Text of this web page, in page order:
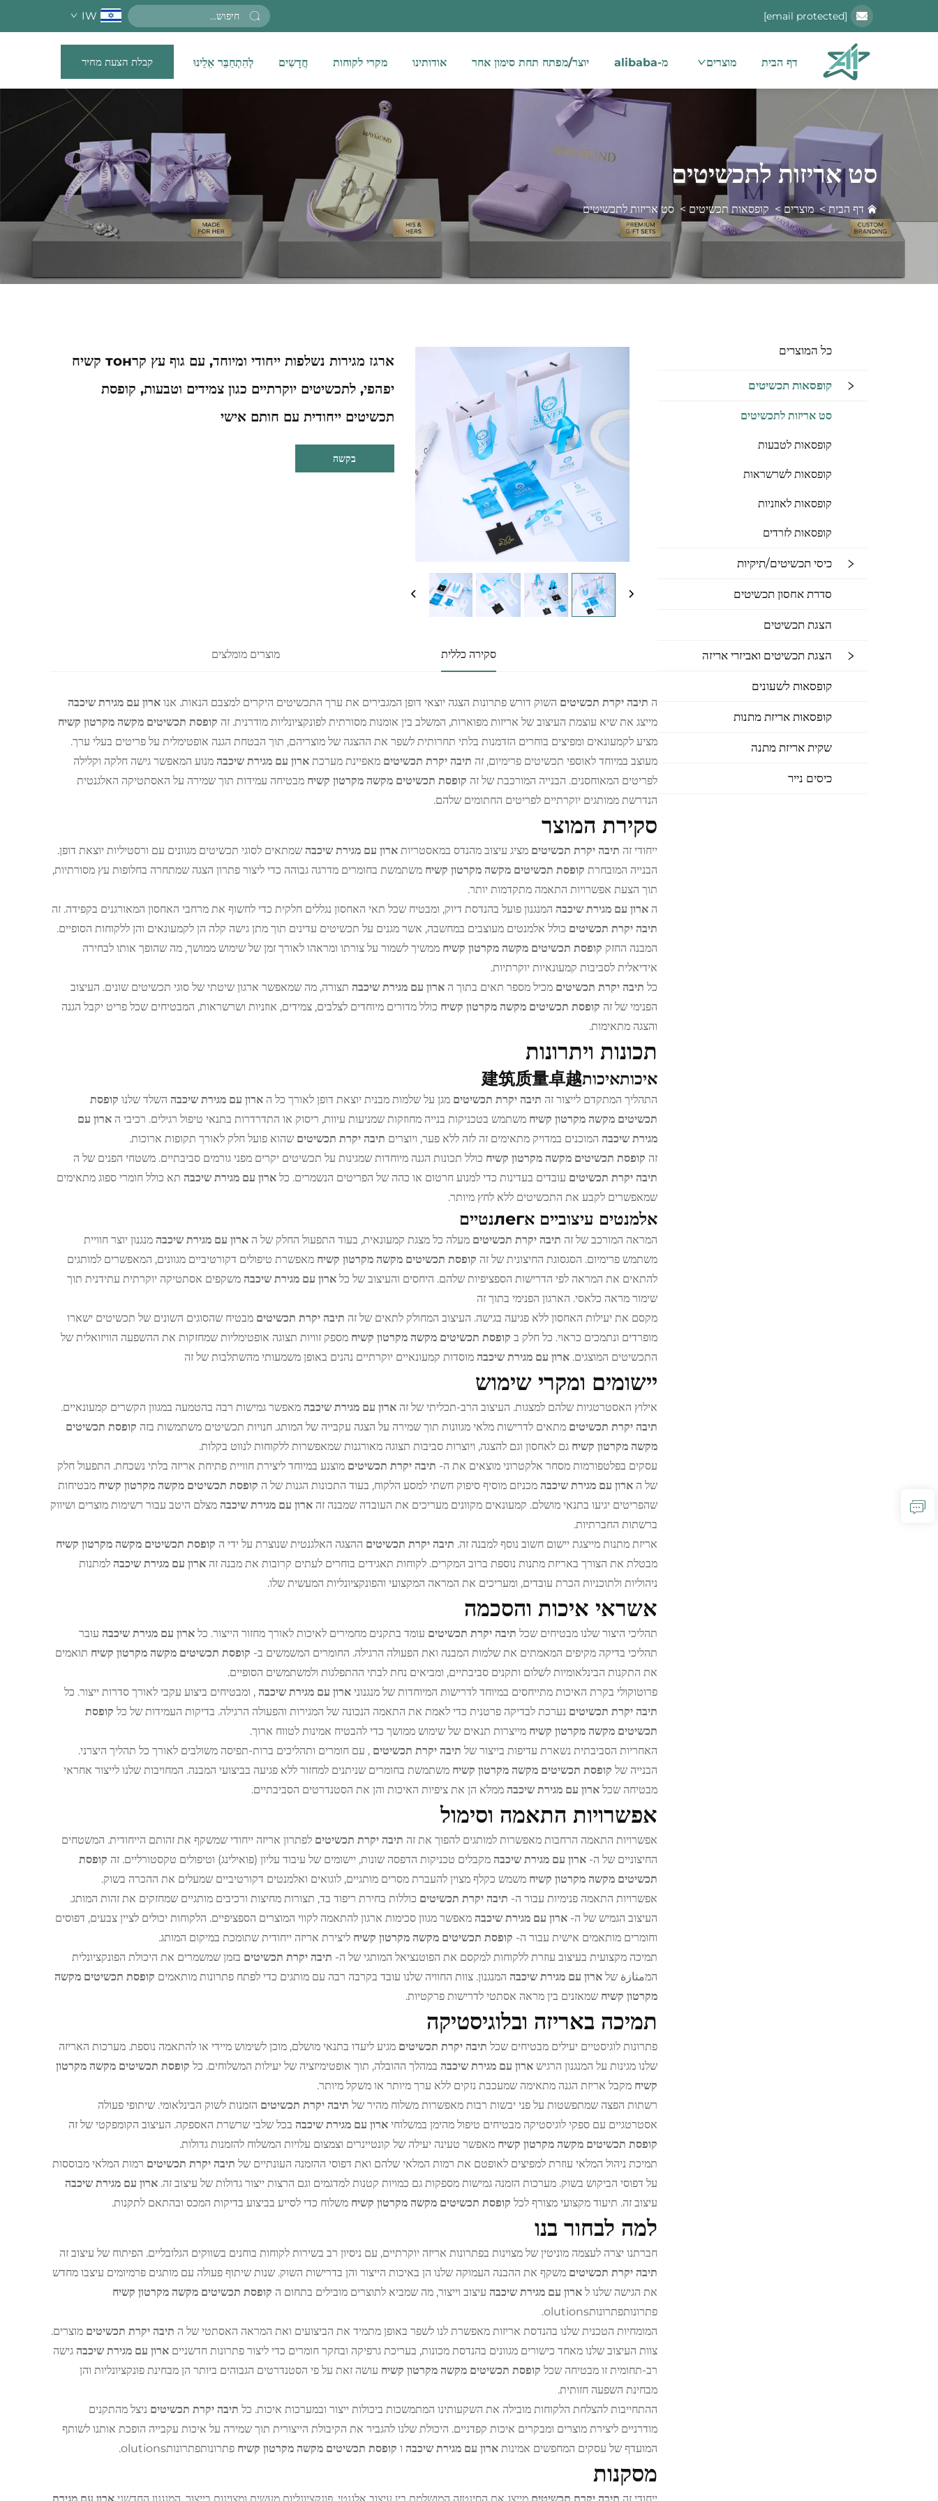
[email protected]
IW
דף הבית מוצרים מ-alibaba יוצר/מפתח תחת סימון אחר אודותינו מקרי לקוחות חֲדָשִים לְהִתְחַבֵּר אֵלֵינוּ קבלת הצעת מחיר
סט אריזות לתכשיטים
דף הבית> מוצרים > קופסאות תכשיטים > סט אריזות לתכשיטים
כל המוצרים
קופסאות תכשיטים
סט אריזות לתכשיטים
קופסאות לטבעות
קופסאות לשרשראות
קופסאות לאוזניות
קופסאות לזרדים
כיסי תכשיטים/תיקיות
סדרת אחסון תכשיטים
הצגת תכשיטים
הצגת תכשיטים ואביזרי אריזה
קופסאות לשעונים
קופסאות אריזת מתנות
שקית אריזת מתנה
כיסים נייר
ארגז מגירות נשלפות ייחודי ומיוחד, עם גוף עץ קרтон קשיח
יפהפי, לתכשיטים יוקרתיים כגון צמידים וטבעות, קופסת
תכשיטים ייחודית עם חותם אישי
בקשה
סקירה כללית מוצרים מומלצים
ה תיבה יקרת תכשיטים השוק דורש פתרונות הצגה יוצאי דופן המגבירים את ערך התכשיטים היקרים למצבם הנאות. אנו ארון עם מגירת שיכבה
מייצג את שיא עוצמת העיצוב של אריזות מפוארות, המשלב בין אומנות מסורתית לפונקציונליות מודרנית. זה קופסת תכשיטים מקשה מקרטון קשיח
מציע לקמעונאים ומפיצים בוחרים הזדמנות בלתי תחרותית לשפר את ההצגה של מוצריהם, תוך הבטחת הגנה אופטימלית על פריטים בעלי ערך.
מעוצב במיוחד לאוספי תכשיטים פרימיום, זה תיבה יקרת תכשיטים מאפיינת מערכת ארון עם מגירת שיכבה מנוע המאפשר גישה חלקה וקלילה
לפריטים המאוחסנים. הבנייה המורכבת של זה קופסת תכשיטים מקשה מקרטון קשיח מבטיחה עמידות תוך שמירה על האסתטיקה האלגנטית
הנדרשת ממותגים יוקרתיים לפריטים החתומים שלהם.
סקירת המוצר
ייחודי זה תיבה יקרת תכשיטים מציג עיצוב מהנדס במאסטריות ארון עם מגירת שיכבה שמתאים לסוגי תכשיטים מגוונים עם ורסטיליות יוצאת דופן.
הבנייה המובחרת קופסת תכשיטים מקשה מקרטון קשיח משתמשת בחומרים מדרגה גבוהה כדי ליצור פתרון הצגה שמתחרה בחלופות עץ מסורתיות,
תוך הצעת אפשרויות התאמה מתקדמות יותר.
ה ארון עם מגירת שיכבה המנגנון פועל בהנדסת דיוק, ומבטיח שכל תאי האחסון נגללים חלקית כדי לחשוף את מרחבי האחסון המאורגנים בקפידה. זה
תיבה יקרת תכשיטים כולל אלמנטים מעוצבים במחשבה, אשר מגנים על תכשיטים עדינים תוך מתן גישה קלה הן לקמעונאים והן ללקוחות הסופיים.
המבנה החזק קופסת תכשיטים מקשה מקרטון קשיח ממשיך לשמור על צורתו ומראהו לאורך זמן של שימוש ממושך, מה שהופך אותו לבחירה
אידיאלית לסביבות קמעונאיות יוקרתיות.
כל תיבה יקרת תכשיטים מכיל מספר תאים בתוך ה ארון עם מגירת שיכבה תצורה, מה שמאפשר ארגון שיטתי של סוגי תכשיטים שונים. העיצוב
הפנימי של זה קופסת תכשיטים מקשה מקרטון קשיח כולל מדורים מיוחדים לצלבים, צמידים, אוזניות ושרשראות, המבטיחים שכל פריט יקבל הגנה
והצגה מתאימות.
תכונות ויתרונות
איכותאיכות建筑质量卓越
התהליך המתקדם לייצור זה תיבה יקרת תכשיטים מגן על שלמות מבנית יוצאת דופן לאורך כל ה ארון עם מגירת שיכבה השלד שלנו קופסת
תכשיטים מקשה מקרטון קשיח משתמש בטכניקות בנייה מחוזקות שמניעות עיוות, ריסוק או התדרדרות בתנאי טיפול רגילים. רכיבי ה ארון עם
מגירת שיכבה המוכנים במדויק מתאימים זה לזה ללא פער, ויוצרים תיבה יקרת תכשיטים שהוא פועל חלק לאורך תקופות ארוכות.
זה קופסת תכשיטים מקשה מקרטון קשיח כולל תכונות הגנה מיוחדות שמגינות על תכשיטים יקרים מפני גורמים סביבתיים. משטחי הפנים של ה
תיבה יקרת תכשיטים עובדים בעדינות כדי למנוע חרטום או כהה של הפריטים הנשמרים. כל ארון עם מגירת שיכבה תא כולל חומרי ספוג מתאימים
שמאפשרים לקבע את התכשיטים ללא לחץ מיותר.
אלמנטים עיצוביים אлегנטיים
המראה המורכב של זה תיבה יקרת תכשיטים מעלה כל מצגת קמעונאית, בעוד התפעול החלק של ה ארון עם מגירת שיכבה מנגנון יוצר חוויית
משתמש פרימיום. הסגסוגת החיצונית של זה קופסת תכשיטים מקשה מקרטון קשיח מאפשרת טיפולים דקורטיביים מגוונים, המאפשרים למותגים
להתאים את המראה לפי הדרישות הספציפיות שלהם. היחסים והעיצוב של כל ארון עם מגירת שיכבה משקפים אסתטיקה יוקרתית עתידנית תוך
שימור מראה כלאסי. הארגון הפנימי בתוך זה
מקסם את יעילות האחסון ללא פגיעה בגישה. העיצוב המחולק לתאים של זה תיבה יקרת תכשיטים מבטיח שהסוגים השונים של תכשיטים ישארו
מופרדים ונתמכים כראוי. כל חלק ב קופסת תכשיטים מקשה מקרטון קשיח מספק זוויות תצוגה אופטימליות שמחזקות את ההשפעה הוויזואלית של
התכשיטים המוצגים. ארון עם מגירת שיכבה מוסדות קמעונאיים יוקרתיים נהנים באופן משמעותי מהשתלבות של זה
יישומים ומקרי שימוש
אילוץ האסטרטגיות שלהם למצגות. העיצוב הרב-תכליתי של זה ארון עם מגירת שיכבה מאפשר גמישות רבה בהטמעה במגוון הקשרים קמעונאיים.
תיבה יקרת תכשיטים מתאים לדרישות מלאי מגוונות תוך שמירה על הצגה עקבייה של המותג. חנויות תכשיטים משתמשות בזה קופסת תכשיטים
מקשה מקרטון קשיח גם לאחסון וגם להצגה, ויוצרות סביבות תצוגה מאורגנות שמאפשרות ללקוחות לנווט בקלות.
עסקים בפלטפורמות מסחר אלקטרוני מוצאים את ה- תיבה יקרת תכשיטים מוצנע במיוחד ליצירת חוויית פתיחת אריזה בלתי נשכחת. התפעול חלק
של ה ארון עם מגירת שיכבה מכניזם מוסיף סיפוק חשתי למסע הלקוח, בעוד התכונות הגנות של ה קופסת תכשיטים מקשה מקרטון קשיח מבטיחות
שהפריטים יגיעו בתנאי מושלם. קמעונאים מקוונים מעריכים את העובדה שמבנה זה ארון עם מגירת שיכבה מצלם היטב עבור רשימות מוצרים ושיווק
ברשתות החברתיות.
אריזת מתנות מייצגת יישום חשוב נוסף למבנה זה. תיבה יקרת תכשיטים ההצגה האלגנטית שנוצרת על ידי ה קופסת תכשיטים מקשה מקרטון קשיח
מבטלת את הצורך באריזת מתנות נוספת ברוב המקרים. לקוחות תאגידים בוחרים לעתים קרובות את מבנה זה ארון עם מגירת שיכבה למתנות
ניהוליות ולתוכניות הכרת עובדים, ומעריכים את המראה המקצועי והפונקציונליות המעשית שלו.
אשראי איכות והסכמה
תהליכי היצור שלנו מבטיחים שכל תיבה יקרת תכשיטים עומד בתקנים מחמירים לאיכות לאורך מחזור הייצור. כל ארון עם מגירת שיכבה עובר
תהליכי בדיקה מקיפים המאמתים את שלמות המבנה ואת הפעולה הרגילה. החומרים המשמשים ב- קופסת תכשיטים מקשה מקרטון קשיח תואמים
את התקנות הבינלאומיות לשלום ותקנים סביבתיים, ומביאים נחת לבתי ההתפלגות ולמשתמשים הסופיים.
פרוטוקולי בקרת האיכות מתייחסים במיוחד לדרישות המיוחדות של מנגנוני ארון עם מגירת שיכבה , ומבטיחים ביצוע עקבי לאורך סדרות ייצור. כל
תיבה יקרת תכשיטים נערכת לבדיקה פרטנית כדי לאמת את התאמה הנכונה של המגירות והפעולה הרגילה. בדיקות העמידות של כל קופסת
תכשיטים מקשה מקרטון קשיח מייצרות תנאים של שימוש ממושך כדי להבטיח אמינות לטווח ארוך.
האחריות הסביבתית נשארת עדיפות בייצור של תיבה יקרת תכשיטים , עם חומרים ותהליכים ברות-תפיסה משולבים לאורך כל תהליך היצרני.
הבנייה של קופסת תכשיטים מקשה מקרטון קשיח משתמשת בחומרים שניתנים למחזור ללא פגיעה בביצועי המבנה. המחויבות שלנו לייצור אחראי
מבטיחה שכל ארון עם מגירת שיכבה ממלא הן את ציפיות האיכות והן את הסטנדרטים הסביבתיים.
אפשרויות התאמה וסימול
אפשרויות התאמה הרחבות מאפשרות למותגים להפוך את זה תיבה יקרת תכשיטים לפתרון אריזה ייחודי שמשקף את זהותם הייחודית. המשטחים
החיצוניים של ה- ארון עם מגירת שיכבה מקבלים טכניקות הדפסה שונות, יישומים של עיבוד עליון (פואילינג) וטיפולים טקסטורליים. זה קופסת
תכשיטים מקשה מקרטון קשיח משמש כקלף מצוין להעברת מסרים מותגיים, לוגואים ואלמנטים דקורטיביים שמעלים את ההכרה בשוק.
אפשרויות התאמה פנימיות עבור ה- תיבה יקרת תכשיטים כוללות בחירת ריפוד בד, תצורות מחיצות ורכיבים מותגיים שמחזקים את זהות המותג.
העיצוב הגמיש של ה- ארון עם מגירת שיכבה מאפשר מגוון סכימות ארגון להתאמה לקווי המוצרים הספציפיים. הלקוחות יכולים לציין צבעים, דפוסים
וחומרים מותאמים אישית עבור ה- קופסת תכשיטים מקשה מקרטון קשיח ליצירת אריזה ייחודית שתומכת במיקום המותג.
תמיכה מקצועית בעיצוב עוזרת ללקוחות למקסם את הפוטנציאל המותגי של ה- תיבה יקרת תכשיטים בזמן שמשמרים את היכולת הפונקציונלית
המمتازة של ארון עם מגירת שיכבה המנגנון. צוות החוויה שלנו עובד בקרבה רבה עם מותגים כדי לפתח פתרונות מותאמים קופסת תכשיטים מקשה
מקרטון קשיח שמאזנים בין מראה אסתטי לדרישות פרקטיות.
תמיכה באריזה ובלוגיסטיקה
פתרונות לוגיסטיים יעילים מבטיחים שכל תיבה יקרת תכשיטים מגיע ליעדו בתנאי מושלם, מוכן לשימוש מיידי או להתאמה נוספת. מערכות האריזה
שלנו מגינות על המנגנון הרגיש ארון עם מגירת שיכבה במהלך ההובלה, תוך אופטימיזציה של יעילות המשלוחים. כל קופסת תכשיטים מקשה מקרטון
קשיח מקבל אריזת הגנה מתאימה שמעכבת נזקים ללא ערך מיותר או משקל מיותר.
רשתות הפצה שמתפשטות על פני יבשות רבות מאפשרות משלוח מהיר של תיבה יקרת תכשיטים הזמנות לשוק הבינלאומי. שיתופי פעולה
אסטרטגיים עם ספקי לוגיסטיקה מבטיחים טיפול מהימן במשלוחי ארון עם מגירת שיכבה בכל שלבי שרשרת האספקה. העיצוב הקומפקטי של זה
קופסת תכשיטים מקשה מקרטון קשיח מאפשר טעינה יעילה של קונטיינרים וצמצום עלויות המשלוח להזמנות גדולות.
תמיכת ניהול המלאי עוזרת למפיצים לאופטם את רמות המלאי שלהם ואת דפוסי ההזמנה העונתיים של תיבה יקרת תכשיטים רמות המלאי מבוססות
על דפוסי הביקוש בשוק. מערכות הזמנה גמישות מספקות גם כמויות קטנות למדגמים וגם הרצות ייצור גדולות של עיצוב זה. ארון עם מגירת שיכבה
עיצוב זה. תיעוד מקצועי מצורף לכל קופסת תכשיטים מקשה מקרטון קשיח משלוח כדי לסייע בביצוע בדיקות המכס ובהתאם לתקנות.
למה לבחור בנו
חברתנו יצרה לעצמה מוניטין של מצוינות בפתרונות אריזה יוקרתיים, עם ניסיון רב בשירות לקוחות בוחנים בשווקים הגלובליים. הפיתוח של עיצוב זה
תיבה יקרת תכשיטים משקף את ההבנה העמוקה שלנו הן באיכות הייצור והן בדרישות השוק. שנות שיתוף פעולה עם מותגים פרמיומים עיצבו מחדש
את הגישה שלנו ל ארון עם מגירת שיכבה עיצוב וייצור, מה שמביא לתוצרים מובילים בתחום ה קופסת תכשיטים מקשה מקרטון קשיח
פתרונותפתרונותolutions.
המומחיות הטכנית שלנו בהנדסת אריזות מאפשרת לנו לשפר באופן מתמיד את הביצועים ואת המראה האסתטי של ה תיבה יקרת תכשיטים מוצרים.
צוות העיצוב שלנו מאחד כישורים מגוונים בהנדסת מכונות, בעריכת גרפיקה ובחקר חומרים כדי ליצור פתרונות חדשניים ארון עם מגירת שיכבה גישה
רב-תחומית זו מבטיחה שכל קופסת תכשיטים מקשה מקרטון קשיח עושה זאת על פי הסטנדרטים הגבוהים ביותר הן מבחינת פונקציונליות והן
מבחינת השפעה חזותית.
ההתחייבות להצלחת הלקוחות מובילה את השקעותינו המתמשכות ביכולות ייצור ובמערכות איכות. כל תיבה יקרת תכשיטים ניצל מהתקנים
מודרניים ליצירת מוצרים ומבקרים איכות קפדניים. היכולת שלנו להגביר את הקיבולת הייצורית תוך שמירה על איכות עקבייה הופכת אותנו לשותף
המועדף של עסקים המחפשים אמינות ארון עם מגירת שיכבה ו קופסת תכשיטים מקשה מקרטון קשיח פתרונותפתרונותolutions.
מסקנות